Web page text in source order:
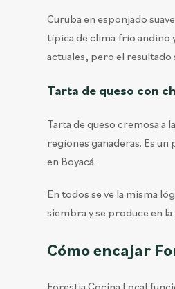
Curuba en esponjado
típica de clima frío andino
actuales, pero el
Tarta de queso con
Tarta de queso cremosa a
regiones ganaderas. Es un
en Boyacá.
En todos se ve la misma
siembra y se produce en
Cómo encajar
Forestia Cocina Local